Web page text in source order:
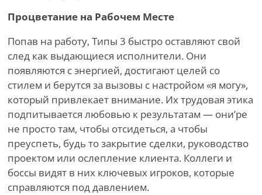
Процветание на Рабочем Месте
Попав на работу, Типы 3 быстро оставляют свой
след как выдающиеся исполнители. Они
появляются с энергией, достигают целей со
стилем и берутся за вызовы с настройом «я могу»,
который привлекает внимание. Их трудовая этика
подпитывается любовью к результатам — они’ре
не просто там, чтобы отсидеться, а чтобы
преуспеть, будь то закрытие сделки, руководство
проектом или ослепление клиента. Коллеги и
боссы видят в них ключевых игроков, которые
справляются под давлением.